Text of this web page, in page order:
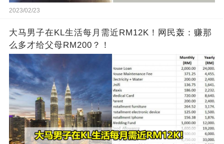
2023/02/23
大马男子在KL生活每月需近RM12K！网民轰：赚那
么多才给父母RM200？！